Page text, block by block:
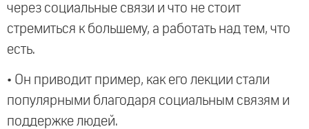
через социальные связи и что не стоит
стремиться к большему, а работать над тем, что
есть.
• Он приводит пример, как его лекции стали
популярными благодаря социальным связям и
поддержке людей.